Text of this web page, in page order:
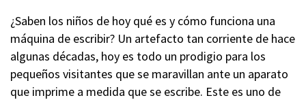
¿Saben los niños de hoy qué es y cómo funciona una
máquina de escribir? Un artefacto tan corriente de hace
algunas décadas, hoy es todo un prodigio para los
pequeños visitantes que se maravillan ante un aparato
que imprime a medida que se escribe. Este es uno de